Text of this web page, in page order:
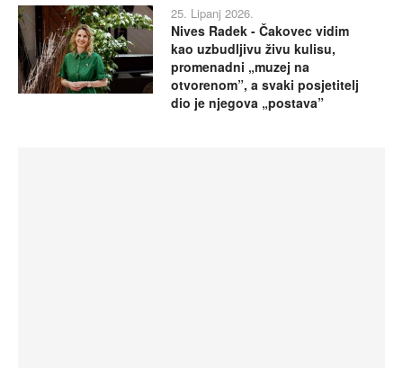
25. Lipanj 2026.
Nives Radek - Čakovec vidim
kao uzbudljivu živu kulisu,
promenadni „muzej na
otvorenom”, a svaki posjetitelj
dio je njegova „postava”